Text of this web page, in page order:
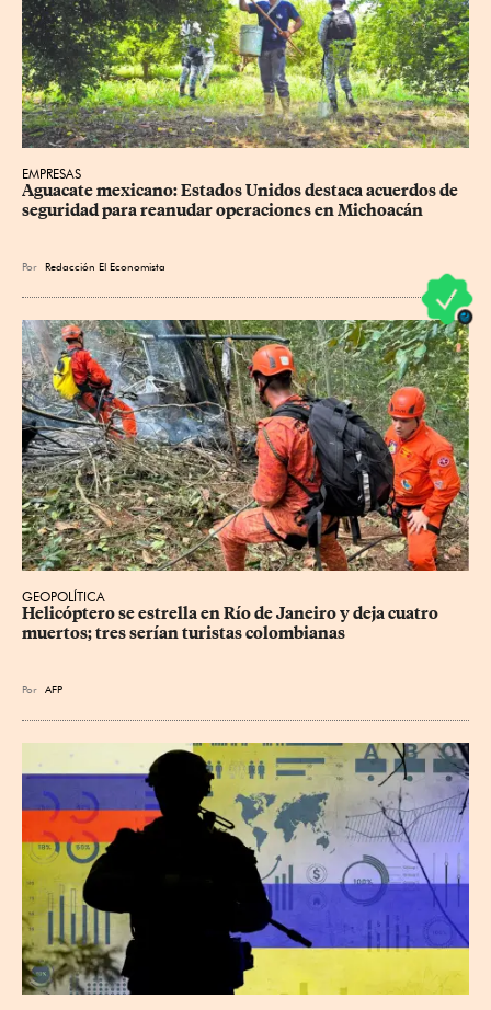
EMPRESAS
Aguacate mexicano: Estados Unidos destaca acuerdos de
seguridad para reanudar operaciones en Michoacán
Por Redacción El Economista
GEOPOLÍTICA
Helicóptero se estrella en Río de Janeiro y deja cuatro
muertos; tres serían turistas colombianas
Por AFP